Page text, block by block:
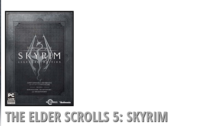
THE ELDER SCROLLS 5: SKYRIM